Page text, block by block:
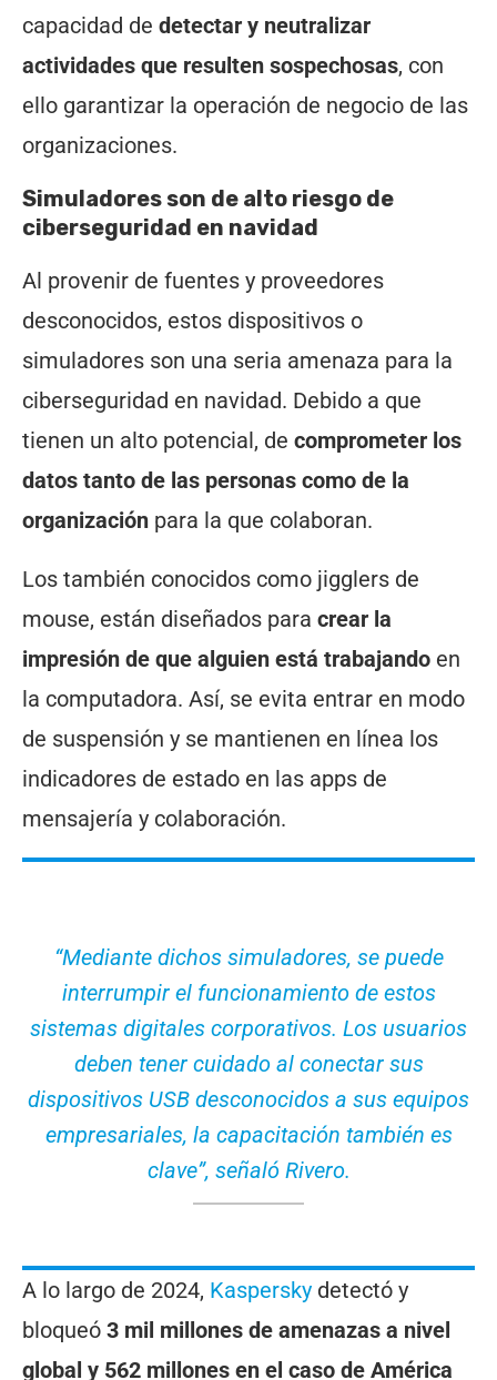
capacidad de detectar y neutralizar
actividades que resulten sospechosas, con
ello garantizar la operación de negocio de las
organizaciones.
Simuladores son de alto riesgo de
ciberseguridad en navidad
Al provenir de fuentes y proveedores
desconocidos, estos dispositivos o
simuladores son una seria amenaza para la
ciberseguridad en navidad. Debido a que
tienen un alto potencial, de comprometer los
datos tanto de las personas como de la
organización para la que colaboran.
Los también conocidos como jigglers de
mouse, están diseñados para crear la
impresión de que alguien está trabajando en
la computadora. Así, se evita entrar en modo
de suspensión y se mantienen en línea los
indicadores de estado en las apps de
mensajería y colaboración.
“Mediante dichos simuladores, se puede
interrumpir el funcionamiento de estos
sistemas digitales corporativos. Los usuarios
deben tener cuidado al conectar sus
dispositivos USB desconocidos a sus equipos
empresariales, la capacitación también es
clave”, señaló Rivero.
A lo largo de 2024, Kaspersky detectó y
bloqueó 3 mil millones de amenazas a nivel
global y 562 millones en el caso de América